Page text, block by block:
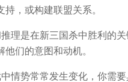
，或构建联盟关系。
理是在新三国杀中胜利的
们的意图和动机。
情势常常发生变化，你需